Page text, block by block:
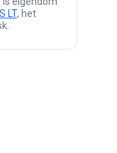
LT, het